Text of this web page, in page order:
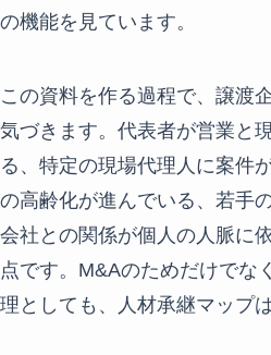
の機能を見ています。
この資料を作る過程で、譲渡
気づきます。代表者が営業と
る、特定の現場代理人に案件
の高齢化が進んでいる、若手
会社との関係が個人の人脈に
点です。M&Aのためだけでな
理としても、人材承継マップ